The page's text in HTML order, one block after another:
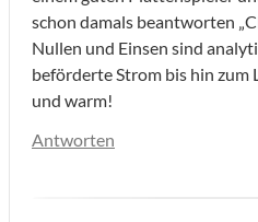
schon damals beantworten
Nullen und Einsen sind
beförderte Strom bis hin zum
und warm!
Antworten